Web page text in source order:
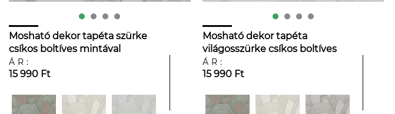
Mosható dekor tapéta szürke
csíkos boltíves mintával
ÁR:
15 990 Ft
Mosható dekor tapéta
világosszürke csíkos boltíves
mintával
ÁR:
15 990 Ft